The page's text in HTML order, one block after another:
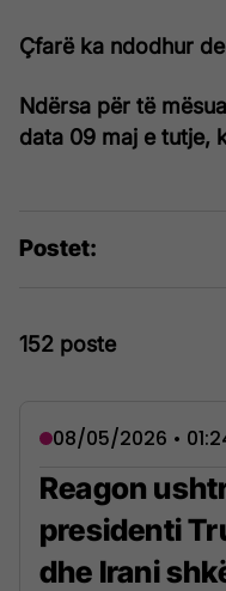
Çfarë ka ndodhur
Ndërsa për të
data 09 maj e tutje,
Postet:
152 poste
08/05/2026 •
Reagon
presidenti
dhe Irani